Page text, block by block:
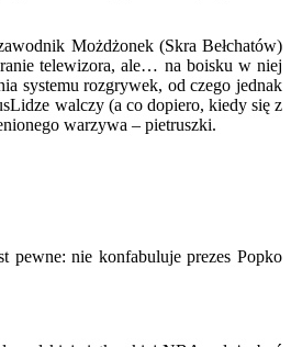
Możdżonek (Skra Bełchatów)
telewizora, ale… na boisku w niej
systemu rozgrywek, od czego jednak
walczy (a co dopiero, kiedy się z
warzywa – pietruszki.
nie konfabuluje prezes Popko